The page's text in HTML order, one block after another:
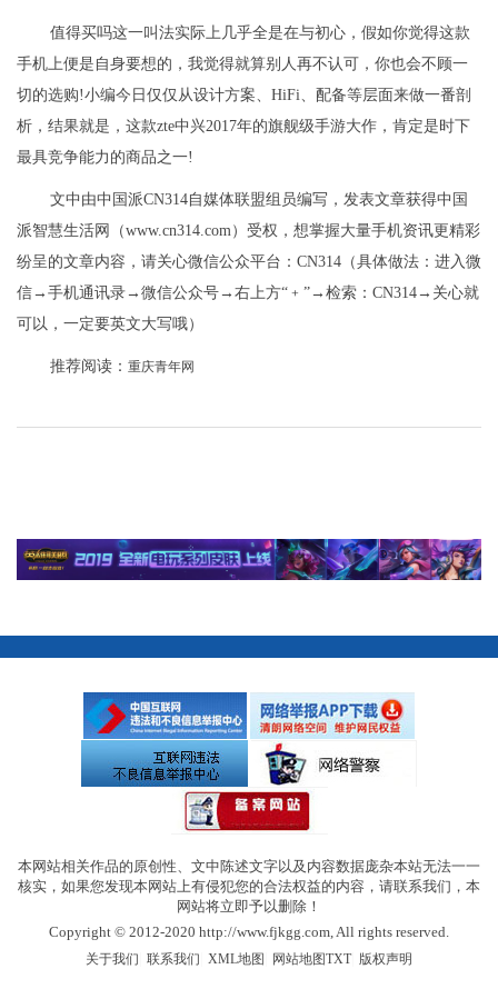
值得买吗这一叫法实际上几乎全是在与初心，假如你觉得这款
手机上便是自身要想的，我觉得就算别人再不认可，你也会不顾一
切的选购!小编今日仅仅从设计方案、HiFi、配备等层面来做一番剖
析，结果就是，这款zte中兴2017年的旗舰级手游大作，肯定是时下
最具竞争能力的商品之一!
文中由中国派CN314自媒体联盟组员编写，发表文章获得中国
派智慧生活网（www.cn314.com）受权，想掌握大量手机资讯更精彩
纷呈的文章内容，请关心微信公众平台：CN314（具体做法：进入微
信→手机通讯录→微信公众号→右上方“﹢”→检索：CN314→关心就
可以，一定要英文大写哦）
推荐阅读： 重庆青年网
本网站相关作品的原创性、文中陈述文字以及内容数据庞杂本站无法一一
核实，如果您发现本网站上有侵犯您的合法权益的内容，请联系我们，本
网站将立即予以删除！
Copyright © 2012-2020 http://www.fjkgg.com, All rights reserved.
关于我们 联系我们 XML地图 网站地图TXT| 版权声明